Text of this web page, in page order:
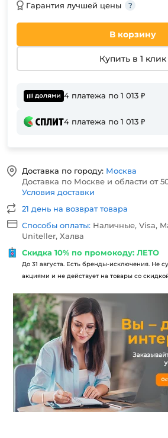
Гарантия лучшей цены
В корзину
Купить в 1 клик
4 платежа по 1 013 ₽
4 платежа по 1 013 ₽
Доставка по городу: Москва
Доставка по Москве и области от
Условия доставки
21 день на возврат товара
Способы оплаты: Наличные, Visa,
Uniteller, Халва
Скидка 10% по промокоду: ЛЕТО
До 31 августа. Есть бренды-исключения. Не
акциями и не действует на товары со